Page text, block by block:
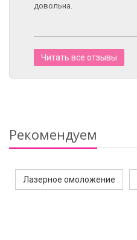
довольна.
Читать все отзывы
Рекомендуем
Лазерное омоложение